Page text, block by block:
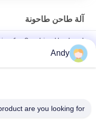
آلة طاحن طاحونة
for Crushing Hard and
Resilient Materials
آلة مطحنة مطحنة متقدمة
Andy
are you looking for?